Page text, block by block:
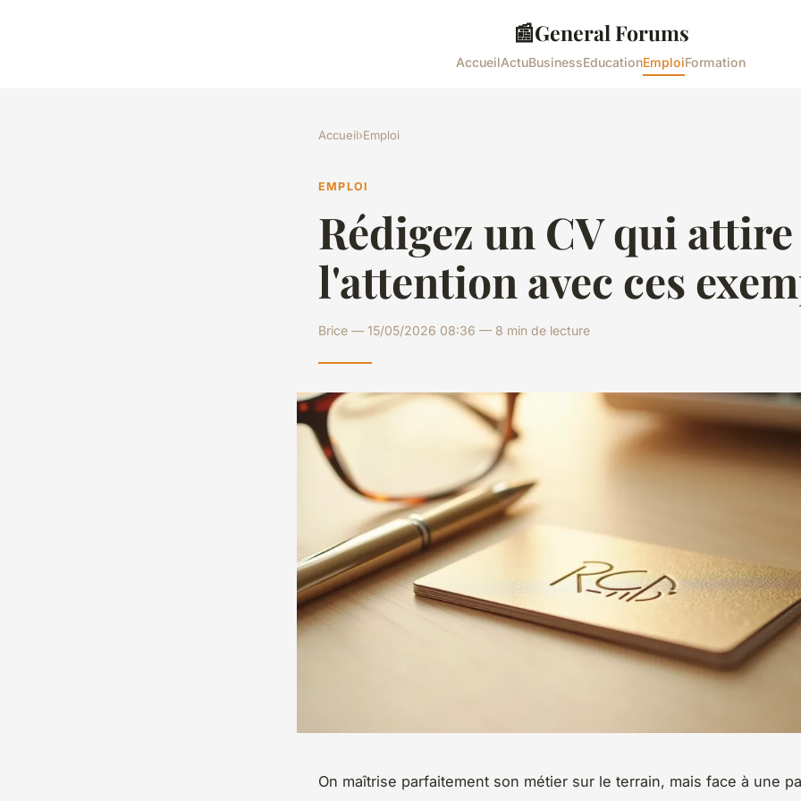
📰General Forums
AccueilActuBusinessEducationEmploiFormation
Accueil›Emploi
EMPLOI
Rédigez un CV qui attire
l'attention avec ces
Brice — 15/05/2026 08:36 — 8 min de lecture
On maîtrise parfaitement son métier sur le terrain, mais face à une